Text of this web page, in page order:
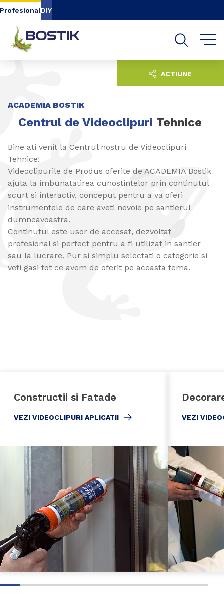
Go to content
ProfesionalDIY
ACADEMIA BOSTIK
Centrul de Videoclipuri Tehnice
Bine ati venit la Centrul nostru de Videoclipuri
Tehnice!
Videoclipurile de Produs oferite de ACADEMIA Bostik
ajuta la imbunatatirea cunostintelor prin continutul
scurt si interactiv, conceput pentru a va oferi
instrumentele de care aveti nevoie pe santierul
dumneavoastra.
Continutul este usor de accesat, dezvoltat
profesional si perfect pentru a fi utilizat in santier
sau la lucrare. Pur si simplu selectati o categorie si
veti gasi tot ce avem de oferit pe aceasta tema.
ACTIUNE
Constructii si Fatade
VEZI VIDEOCLIPURI APLICATII VEZI